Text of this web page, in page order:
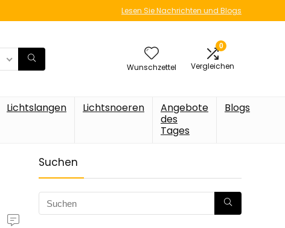
Lesen Sie Nachrichten und Blogs
Wunschzettel
0
Vergleichen
Lichtslangen Lichtsnoeren
Angebote
des
Tages
Blogs
Suchen